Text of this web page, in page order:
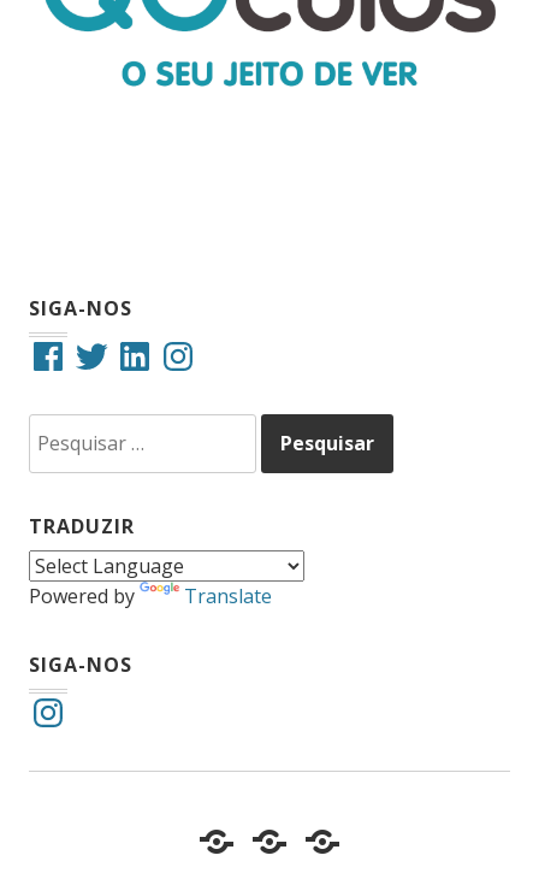
SIGA-NOS
FacebookTwitterLinkedInInstagram
por:
TRADUZIR
Powered by Translate
SIGA-NOS
Instagram
CotidianoInclusãoDiário